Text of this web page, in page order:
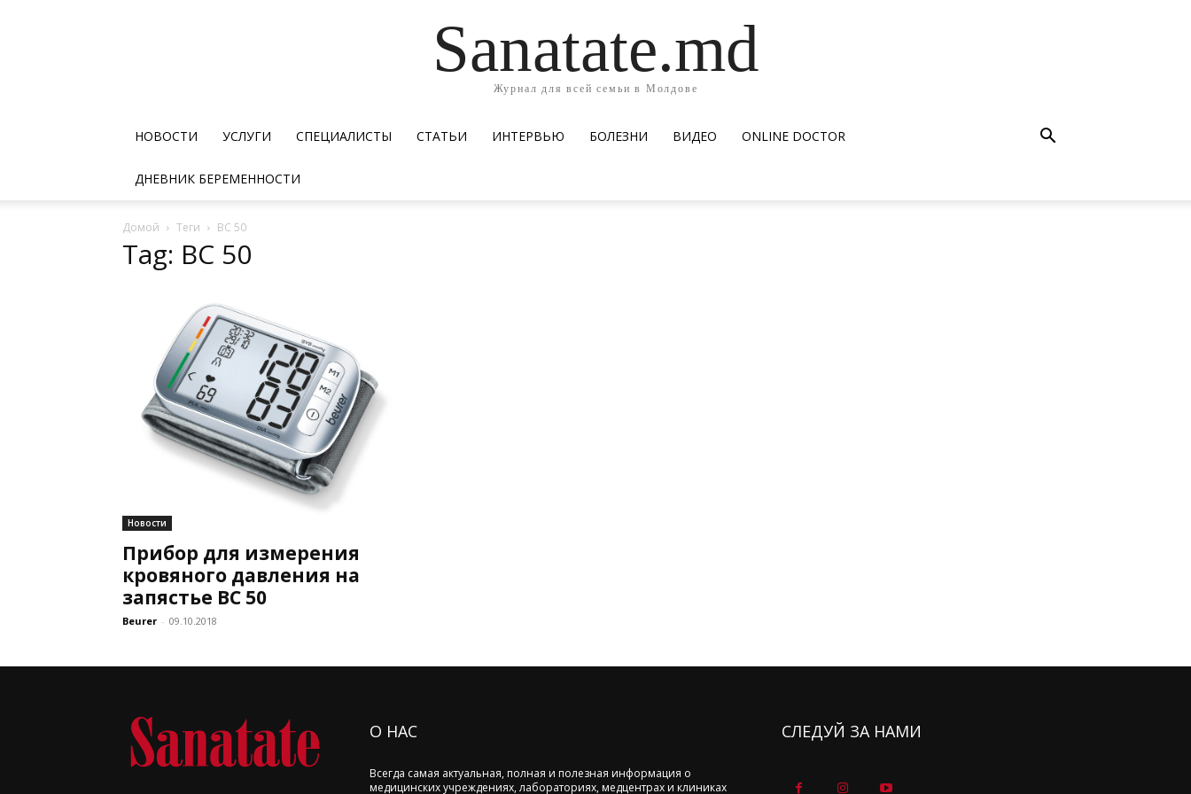
Sanatate.md
Журнал для всей семьи в Молдове
НОВОСТИ УСЛУГИ СПЕЦИАЛИСТЫ СТАТЬИ ИНТЕРВЬЮ БОЛЕЗНИ ВИДЕО ОNLINE DOCTOR
ДНЕВНИК БЕРЕМЕННОСТИ
Домой Теги BC 50
Tag: BC 50
Новости
Прибор для измерения
кровяного давления на
запястье ВC 50
Beurer - 09.10.2018
О НАС
Всегда самая актуальная, полная и полезная информация о
медицинских учреждениях, лабораториях, медцентрах и клиниках
СЛЕДУЙ ЗА НАМИ